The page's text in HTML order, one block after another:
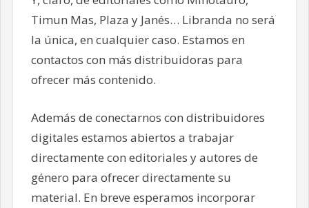
Timun Mas, Plaza y Janés… Libranda no será
la única, en cualquier caso. Estamos en
contactos con más distribuidoras para
ofrecer más contenido.
Además de conectarnos con distribuidores
digitales estamos abiertos a trabajar
directamente con editoriales y autores de
género para ofrecer directamente su
material. En breve esperamos incorporar